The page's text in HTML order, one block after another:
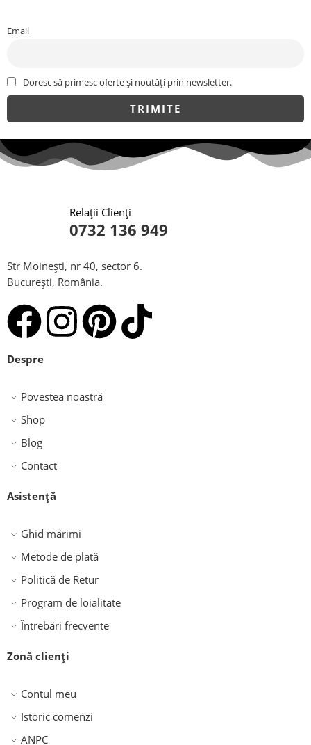
Email
Doresc să primesc oferte și noutăți prin newsletter.
Relații Clienți
0732 136 949
Str Moinești, nr 40, sector 6.
București, România.
Despre
Povestea noastră
Shop
Blog
Contact
Asistență
Ghid mărimi
Metode de plată
Politică de Retur
Program de loialitate
Întrebări frecvente
Zonă clienți
Contul meu
Istoric comenzi
ANPC